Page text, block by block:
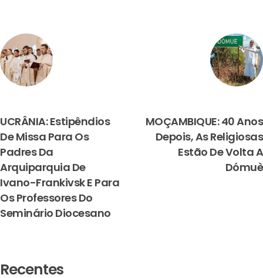
UCRÂNIA: Estipêndios
De Missa Para Os
Padres Da
Arquiparquia De
Ivano-Frankivsk E Para
Os Professores Do
Seminário Diocesano
MOÇAMBIQUE: 40 Anos
Depois, As Religiosas
Estão De Volta A
Dómuè
Recentes